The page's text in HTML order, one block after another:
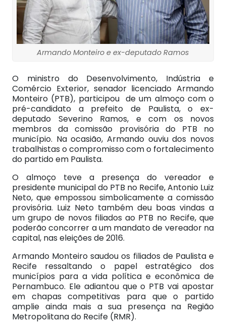
Armando Monteiro e ex-deputado Ramos
O ministro do Desenvolvimento, Indústria e
Comércio Exterior, senador licenciado Armando
Monteiro (PTB), participou de um almoço com o
pré-candidato a prefeito de Paulista, o ex-
deputado Severino Ramos, e com os novos
membros da comissão provisória do PTB no
município. Na ocasião, Armando ouviu dos novos
trabalhistas o compromisso com o fortalecimento
do partido em Paulista.
O almoço teve a presença do vereador e
presidente municipal do PTB no Recife, Antonio Luiz
Neto, que empossou simbolicamente a comissão
provisória. Luiz Neto também deu boas vindas a
um grupo de novos filiados ao PTB no Recife, que
poderão concorrer a um mandato de vereador na
capital, nas eleições de 2016.
Armando Monteiro saudou os filiados de Paulista e
Recife ressaltando o papel estratégico dos
municípios para a vida política e econômica de
Pernambuco. Ele adiantou que o PTB vai apostar
em chapas competitivas para que o partido
amplie ainda mais a sua presença na Região
Metropolitana do Recife (RMR).